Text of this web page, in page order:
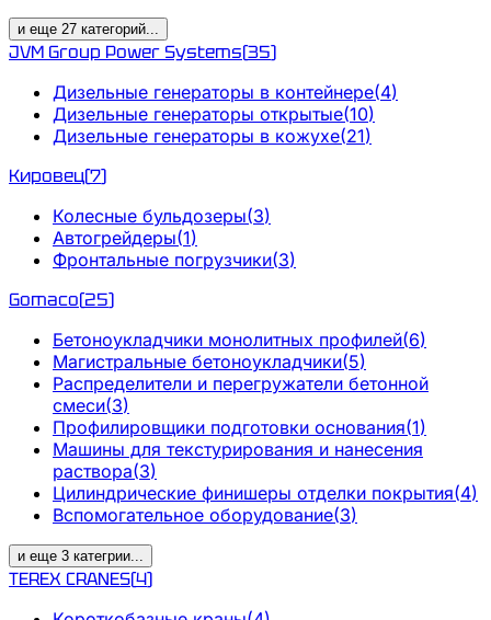
и еще 27 категорий...
JVM Group Power Systems(35)
Дизельные генераторы в контейнере(4)
Дизельные генераторы открытые(10)
Дизельные генераторы в кожухе(21)
Кировец(7)
Колесные бульдозеры(3)
Автогрейдеры(1)
Фронтальные погрузчики(3)
Gomaco(25)
Бетоноукладчики монолитных профилей(6)
Магистральные бетоноукладчики(5)
Распределители и перегружатели бетонной
смеси(3)
Профилировщики подготовки основания(1)
Машины для текстурирования и нанесения
раствора(3)
Цилиндрические финишеры отделки покрытия(4)
Вспомогательное оборудование(3)
и еще 3 категрии...
TEREX CRANES(4)